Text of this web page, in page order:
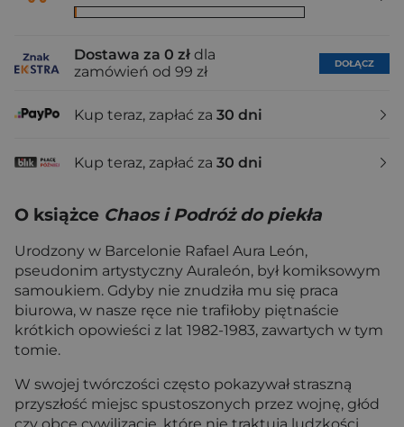
Dostawa za 0 zł dla
zamówień od 99 zł
DOŁĄCZ
Kup teraz, zapłać za 30 dni
Kup teraz, zapłać za 30 dni
O książce Chaos i Podróż do piekła
Urodzony w Barcelonie Rafael Aura León,
pseudonim artystyczny Auraleón, był komiksowym
samoukiem. Gdyby nie znudziła mu się praca
biurowa, w nasze ręce nie trafiłoby piętnaście
krótkich opowieści z lat 1982-1983, zawartych w tym
tomie.
W swojej twórczości często pokazywał straszną
przyszłość miejsc spustoszonych przez wojnę, głód